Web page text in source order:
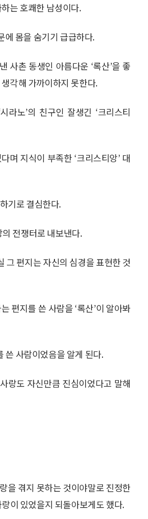
는 호쾌한 남성이다.
에 몸을 숨기기 급급하다.
사촌 동생인 아름다운 ‘록산’을 좋
각해 가까이하지 못한다.
라노’의 친구인 잘생긴 ‘크리스티
며 지식이 부족한 ‘크리스티앙’ 대
기로 결심한다.
의 전쟁터로 내보낸다.
그 편지는 자신의 심경을 표현한 것
편지를 쓴 사람을 ‘록산’이 알아봐
쓴 사람이었음을 알게 된다.
랑도 자신만큼 진심이었다고 말해
을 겪지 못하는 것이야말로 진정한
이 있었을지 되돌아보게도 했다.